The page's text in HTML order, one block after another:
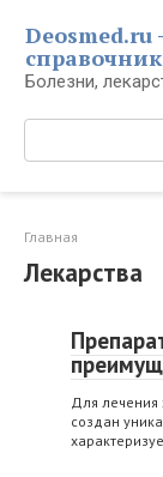
контенту
Болезни,
Главная
Лекарства
Для лечения
создан